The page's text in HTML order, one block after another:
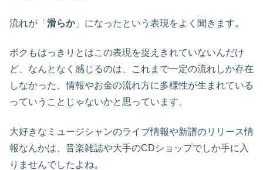
流れが「 滑らか」になったという表現をよく聞きます。
ボクもはっきりとはこの表現を捉えきれていないんだけ
ど、なんとなく感じるのは、これまで一定の流れしか存在
しなかった、情報やお金の流れ方に多様性が生まれている
っていうことじゃないかと思っています。
大好きなミュージシャンのライブ情報や新譜のリリース情
報なんかは、音楽雑誌や大手のCDショップでしか手に入
りませんでしたよね。